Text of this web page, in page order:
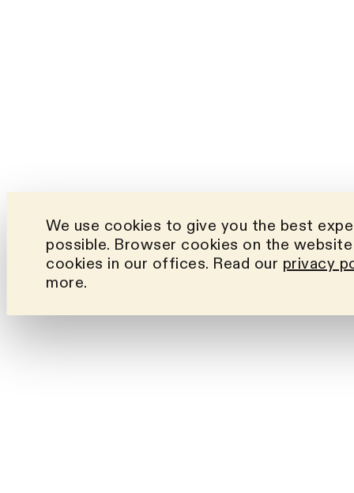
We use cookies to give you the best
possible. Browser cookies on the website
cookies in our offices. Read our privacy
more.